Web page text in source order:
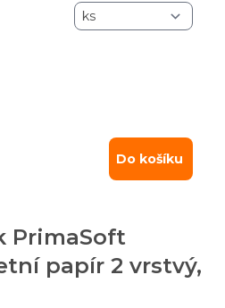
Do košíku
PrimaSoft
papír 2 vrstvý,